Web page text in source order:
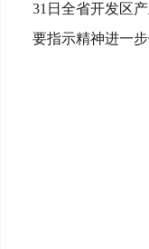
31日全省开发区
要指示精神进一